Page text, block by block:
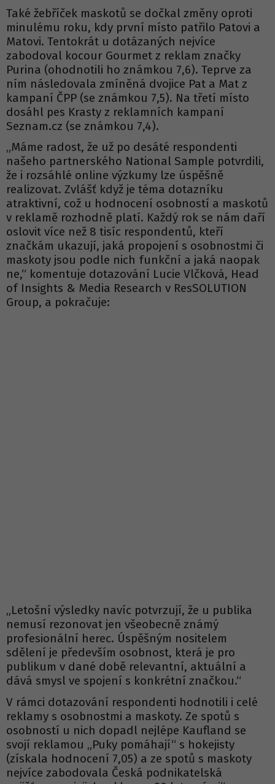
Také žebříček maskotů se dočkal změny oproti
minulému roku, kdy první místo patřilo Patovi a
Matovi. Tentokrát u dotázaných nejvíce
zabodoval kocour Gourmet z reklam značky
Purina (ohodnotili ho známkou 7,6). Teprve za
ním následovala zmíněná dvojice Pat a Mat z
kampaní ČPP (se známkou 7,5). Na třetí místo
dosáhl pes Krasty z reklamních kampaní
Seznam.cz (se známkou 7,4).
„Máme radost, že už po desáté respondenti
našeho partnerského National Sample potvrdili,
že i rozsáhlé online výzkumy lze úspěšně
realizovat. Zvlášť když je téma dotazníku
atraktivní, což u hodnocení osobností a maskotů
v reklamě rozhodně platí. Každý rok se nám daří
oslovit více než 8 tisíc respondentů, kteří
značkám ukazují, jaká propojení s osobnostmi či
maskoty jsou podle nich funkční a jaká naopak
ne,“ komentuje dotazování Lucie Vlčková, Head
of Insights & Media Research v ResSOLUTION
Group, a pokračuje:
„Letošní výsledky navíc potvrzují, že u publika
nemusí rezonovat jen všeobecně známý
profesionální herec. Úspěšným nositelem
sdělení je především osobnost, která je pro
publikum v dané době relevantní, aktuální a
dává smysl ve spojení s konkrétní značkou.“
V rámci dotazování respondenti hodnotili i celé
reklamy s osobnostmi a maskoty. Ze spotů s
osobností u nich dopadl nejlépe Kaufland se
svojí reklamou „Puky pomáhají“ s hokejisty
(získala hodnocení 7,05) a ze spotů s maskoty
nejvíce zabodovala Česká podnikatelská